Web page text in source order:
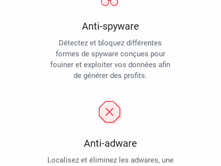
Anti-spyware
Détectez et bloquez différentes
formes de spyware conçues pour
fouiner et exploiter vos données afin
de générer des profits.
Anti-adware
Localisez et éliminez les adwares, une